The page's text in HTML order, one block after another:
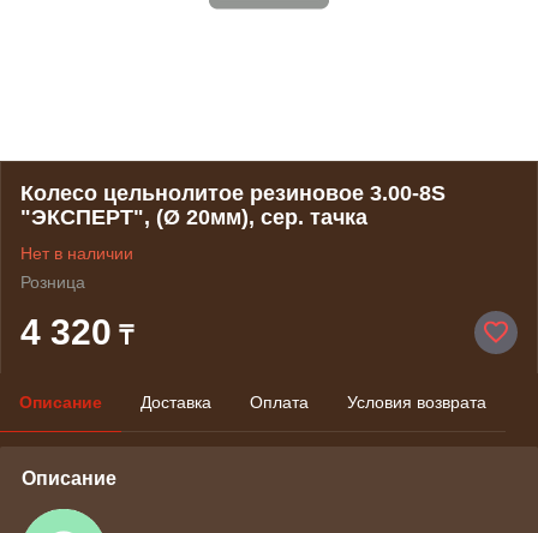
Колесо цельнолитое резиновое 3.00-8S
"ЭКСПЕРТ", (Ø 20мм), сер. тачка
Нет в наличии
Розница
4 320 ₸
Описание Доставка Оплата Условия возврата
Описание